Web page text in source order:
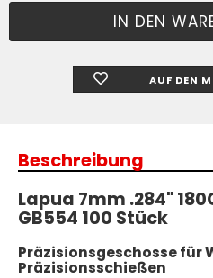
AUF DEN
Beschreibung
Lapua 7mm .284"
GB554 100 Stück
Präzisionsgeschosse für
Präzisionsschießen